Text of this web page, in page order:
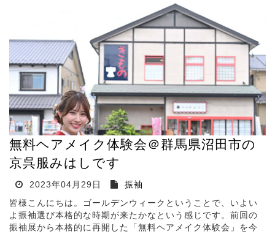
無料ヘアメイク体験会＠群馬県沼田市の
京呉服みはしです
2023年04月29日
振袖
皆様こんにちは。ゴールデンウィークということで、いよい
よ振袖選び本格的な時期が来たかなという感じです。前回の
振袖展から本格的に再開した「無料ヘアメイク体験会」を今